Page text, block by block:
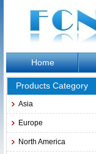
Home
Products Category
Asia
Europe
North America